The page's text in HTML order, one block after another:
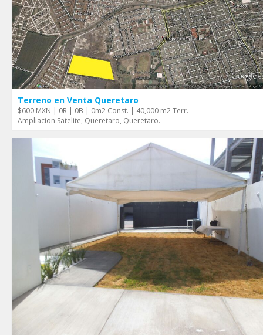
Terreno en Venta Queretaro
$600 MXN | 0R | 0B | 0m2 Const. | 40,000 m2 Terr.
Ampliacion Satelite, Queretaro, Queretaro.